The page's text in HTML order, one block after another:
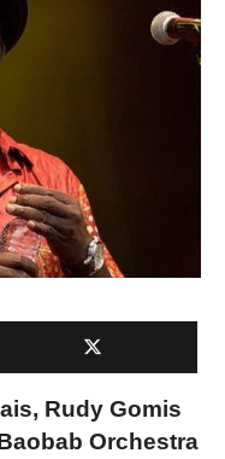
Rudy Gomis
Orchestra